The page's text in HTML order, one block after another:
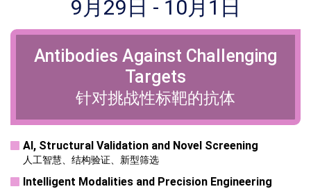
9月29日 - 10月1日
Antibodies Against Challenging
Targets
针对挑战性标靶的抗体
AI, Structural Validation and Novel Screening
人工智慧、结构验证、新型筛选
Intelligent Modalities and Precision Engineering